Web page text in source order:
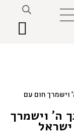
וישמרך חום עם
ה' וישמרך